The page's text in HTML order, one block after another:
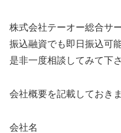
株式会社テーオー総合サ
振込融資でも即日振込可
是非一度相談してみて下さ
会社概要を記載しておき
会社名